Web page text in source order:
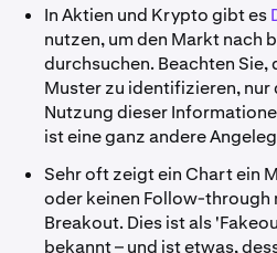
In Aktien und Krypto gibt es
nutzen, um den Markt nach
durchsuchen. Beachten Sie,
Muster zu identifizieren, nur
Nutzung dieser
ist eine ganz andere
Sehr oft zeigt ein Chart ein
oder keinen Follow-through
Breakout. Dies ist als
bekannt – und ist etwas,